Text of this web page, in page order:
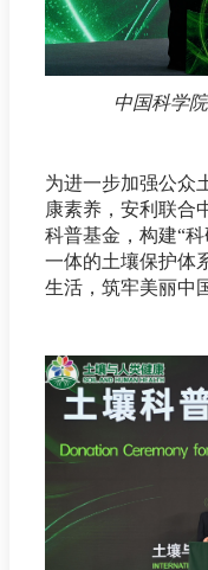
中国科学
为进一步加强公众
康素养，安利联合
科普基金，构建“
一体的土壤保护体
生活，筑牢美丽中